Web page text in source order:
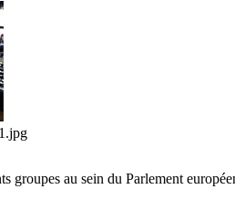
au sein du Parlement